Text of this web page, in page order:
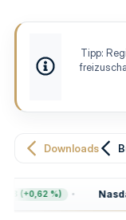
r
t
e
n
Tipp:
Downloads
(+0,62 %)